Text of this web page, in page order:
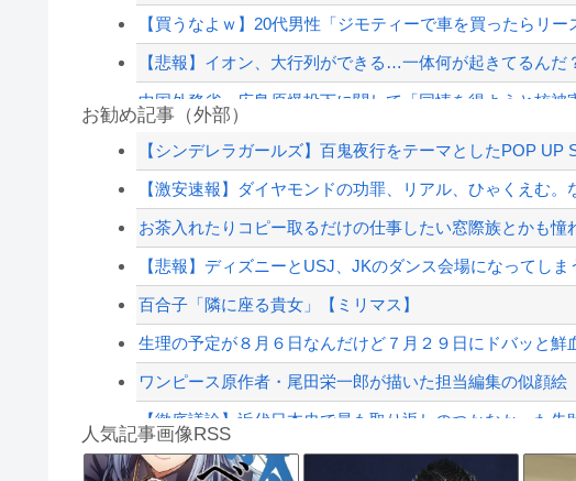
【買うなよｗ】20代男性「ジモティーで車を買ったらリ
【悲報】イオン、大行列ができる…一体何が起きてるんだ
中国外務省、広島原爆投下に関して「同情を得ようと核被
20代「50年ローンでええやろ」←これマジ？？？
韓国人「北米市場で売れまくりトヨタに続き日本のホンダ
東大「貯金あと数年で尽きます」→研究者削減へ…
大日本帝国陸軍「侵攻できたとして、食糧どうすんだよ」
【配信者】「金バエ」のSNS更新が1週間途絶え、様々な
【緊急速報】NYで警官が黒人男性の首を絞め、暴動第二波
お勧め記事（外部）
【シンデレラガールズ】百鬼夜行をテーマとしたPOP UP
【激安速報】ダイヤモンドの功罪、リアル、ひゃくえむ。
お茶入れたりコピー取るだけの仕事したい窓際族とかも憧
【悲報】ディズニーとUSJ、JKのダンス会場になってしま
百合子「隣に座る貴女」【ミリマス】
生理の予定が８月６日なんだけど７月２９日にドバッと鮮
ワンピース原作者・尾田栄一郎が描いた担当編集の似顔絵
【徹底議論】近代日本史で最も取り返しのつかなかった失
【動画】高速道路を走行中の車からリアガラスが飛んでく
人気記事画像RSS